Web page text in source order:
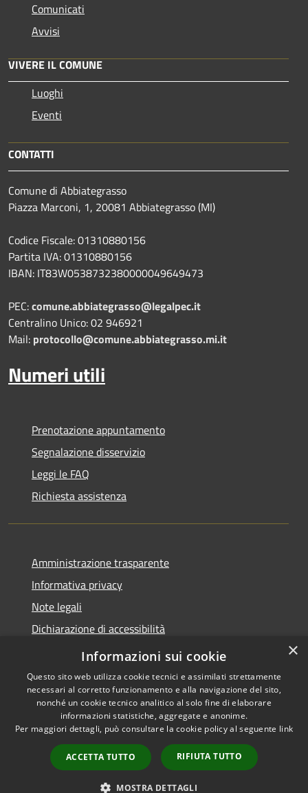
Comunicati
Avvisi
VIVERE IL COMUNE
Luoghi
Eventi
CONTATTI
Comune di Abbiategrasso
Piazza Marconi, 1, 20081 Abbiategrasso (MI)
Codice Fiscale: 01310880156
Partita IVA: 01310880156
IBAN: IT83W0538732380000049649473
PEC:comune.abbiategrasso@legalpec.it
Centralino Unico: 02 946921
Mail: protocollo@comune.abbiategrasso.mi.it
Numeri utili
Prenotazione appuntamento
Segnalazione disservizio
Leggi le FAQ
Richiesta assistenza
Amministrazione trasparente
Informativa privacy
Note legali
Dichiarazione di accessibilità
Whistleblowing
Accessibilità
Copyright © 2026 • Comune di
Abbiategrasso • Powered by
Municipium•
Accesso
redazione
×
Informazioni sui cookie
Questo sito web utilizza cookie tecnici e assimilati strettamente
necessari al corretto funzionamento e alla navigazione del sito,
nonché un cookie tecnico analitico al solo fine di elaborare
informazioni statistiche, aggregate e anonime.
Per maggiori dettagli, può consultare la cookie policy al seguente link
ACCETTA TUTTO RIFIUTA TUTTO
MOSTRA DETTAGLI